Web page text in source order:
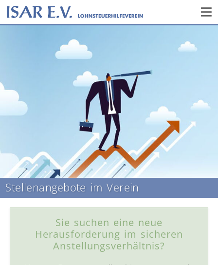
Stellenangebote im Verein
Sie suchen eine neue
Herausforderung im sicheren
Anstellungsverhältnis?